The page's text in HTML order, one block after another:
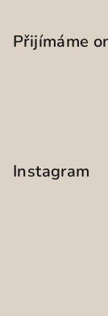
Přijímáme
Instagram